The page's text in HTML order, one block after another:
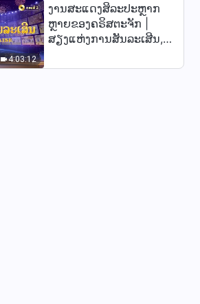
ພຣະທຳປະຈຳວັນຂອງພຣະເຈົ້າ:
ອຸປະນິໄສຂອງພຣະເຈົ້າ ແລະ ສິ່ງທີ່
ພຣະອົງມີ ແລະ ເປັນ | ຄັດຕອນ
263
4:03:12
ງານສະແດງສິລະປະຫຼາກ
ຫຼາຍຂອງຄຣິສຕະຈັກ |
ສຽງແຫ່ງການສັນລະເສີນ,